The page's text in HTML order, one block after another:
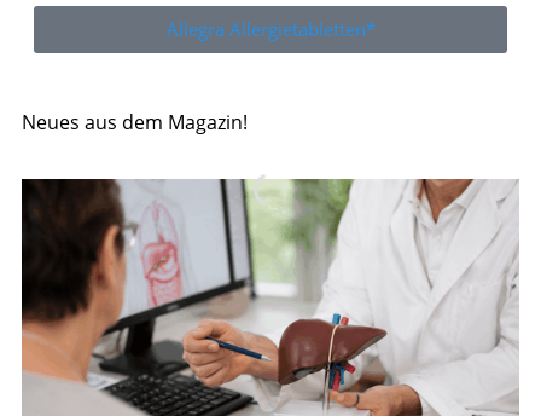
Allegra Allergietabletten*
Neues aus dem Magazin!